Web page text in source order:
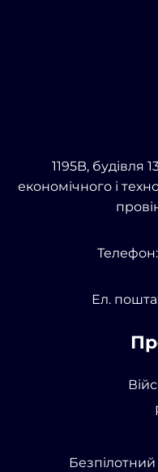
1195B, будівля
економічного і
Телефон:
Ел.